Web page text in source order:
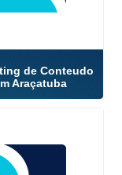
de Conteudo
Araçatuba